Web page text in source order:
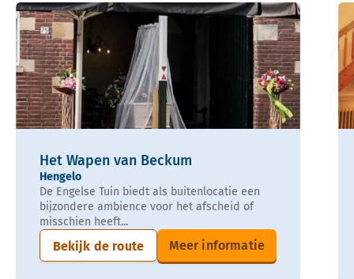
Het Wapen van Beckum
Hengelo
De Engelse Tuin biedt als buitenlocatie een
bijzondere ambience voor het afscheid of
misschien heeft...
Bekijk de route Meer informatie